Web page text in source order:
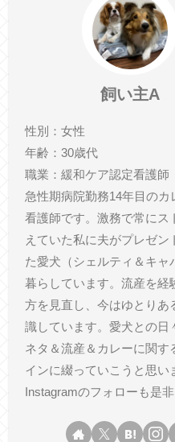
飼い主A
性別：女性
年齢：30歳代
職業：緩和ケア認定看護師
急性期病院勤務14年目のカ
看護師です。激務で常にス
えていた私に夫がプレゼン
た愛犬（シェルティ＆キャ
暮らしています。流産を経
方を見直し、今はゆとりあ
識しています。愛犬との日
ネタ＆流産＆カレーに関す
インに綴っていこうと思い
Instagramのフォローも